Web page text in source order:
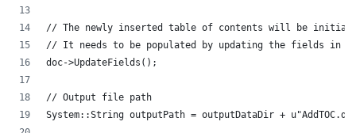
// The newly inserted table of contents will be
// It needs to be populated by updating the fields in
doc->UpdateFields();
// Output file path
System::String outputPath = outputDataDir +